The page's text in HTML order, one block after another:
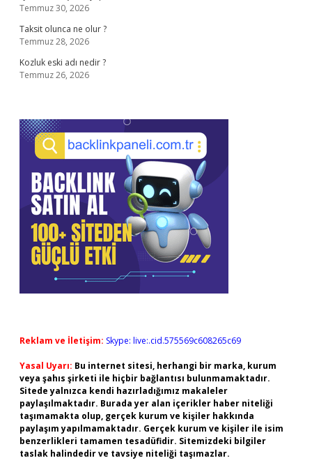
Temmuz 30, 2026
Taksit olunca ne olur ?
Temmuz 28, 2026
Kozluk eski adı nedir ?
Temmuz 26, 2026
Reklam ve İletişim: Skype: live:.cid.575569c608265c69
Yasal Uyarı: Bu internet sitesi, herhangi bir marka, kurum
veya şahıs şirketi ile hiçbir bağlantısı bulunmamaktadır.
Sitede yalnızca kendi hazırladığımız makaleler
paylaşılmaktadır. Burada yer alan içerikler haber niteliği
taşımamakta olup, gerçek kurum ve kişiler hakkında
paylaşım yapılmamaktadır. Gerçek kurum ve kişiler ile isim
benzerlikleri tamamen tesadüfidir. Sitemizdeki bilgiler
taslak halindedir ve tavsiye niteliği taşımazlar.